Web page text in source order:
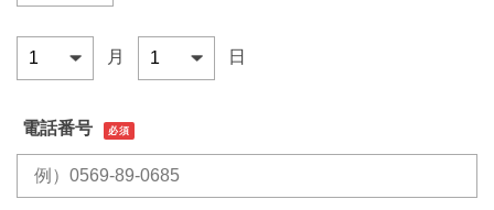
月 日
電話番号 必須